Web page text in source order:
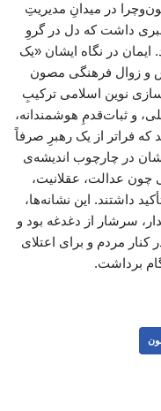
در میدانِ مدیریتِ
داشت که دل در گروِ
در نگاه ایشان «یک
و زوال فرهنگی مصون
نوین اسلامی ترکیبِ
و ثبات‌قدمِ هوشمندانه،
که فراتر از یک رهبرِ صرفاً
در چارچوب اندیشه‌ی
چون عدالت، عقلانیت،
داشتند. این نشانه‌ها،
سرشار از دغدغه بود و
مردم و برای اعتلای
برداشت.